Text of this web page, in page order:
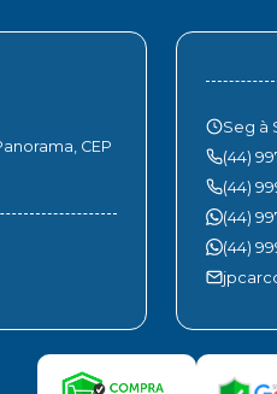
CEP
Seg à
(44)
(44)
(44)
(44)